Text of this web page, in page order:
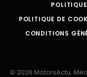
POLITIQUE DE
CONDITIONS
© 2026 MotorsActu.